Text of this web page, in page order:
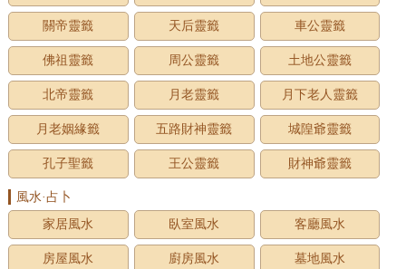
關帝靈籤 天后靈籤 車公靈籤
佛祖靈籤 周公靈籤 土地公靈籤
北帝靈籤 月老靈籤 月下老人靈籤
月老姻緣籤 五路財神靈籤 城隍爺靈籤
孔子聖籤 王公靈籤 財神爺靈籤
風水·占卜
家居風水
臥室風水 客廳風水
房屋風水 廚房風水 墓地風水